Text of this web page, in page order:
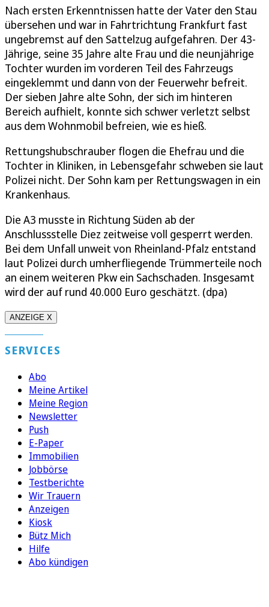
Nach ersten Erkenntnissen hatte der Vater den Stau
übersehen und war in Fahrtrichtung Frankfurt fast
ungebremst auf den Sattelzug aufgefahren. Der 43-
Jährige, seine 35 Jahre alte Frau und die neunjährige
Tochter wurden im vorderen Teil des Fahrzeugs
eingeklemmt und dann von der Feuerwehr befreit.
Der sieben Jahre alte Sohn, der sich im hinteren
Bereich aufhielt, konnte sich schwer verletzt selbst
aus dem Wohnmobil befreien, wie es hieß.
Rettungshubschrauber flogen die Ehefrau und die
Tochter in Kliniken, in Lebensgefahr schweben sie laut
Polizei nicht. Der Sohn kam per Rettungswagen in ein
Krankenhaus.
Die A3 musste in Richtung Süden ab der
Anschlussstelle Diez zeitweise voll gesperrt werden.
Bei dem Unfall unweit von Rheinland-Pfalz entstand
laut Polizei durch umherfliegende Trümmerteile noch
an einem weiteren Pkw ein Sachschaden. Insgesamt
wird der auf rund 40.000 Euro geschätzt. (dpa)
ANZEIGE X
SERVICES
Abo
Meine Artikel
Meine Region
Newsletter
Push
E-Paper
Immobilien
Jobbörse
Testberichte
Wir Trauern
Anzeigen
Kiosk
Bütz Mich
Hilfe
Abo kündigen